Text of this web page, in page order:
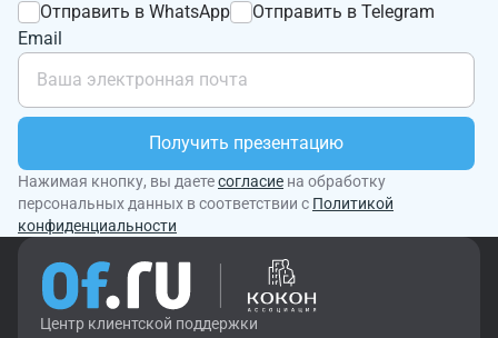
Отправить в WhatsApp
Отправить в Telegram
Email
Получить презентацию
Нажимая кнопку, вы даетесогласие на обработку
персональных данных в соответствии с Политикой
конфиденциальности
Центр клиентской поддержки